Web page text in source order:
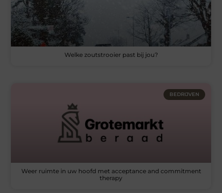
Welke zoutstrooier past bij jou?
BEDRIJVEN
Weer ruimte in uw hoofd met acceptance and commitment
therapy